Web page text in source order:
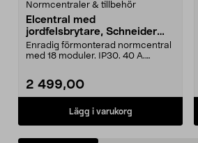
Normcentraler & tillbehör
Elcentral med
jordfelsbrytare, Schneider
Resi9 CX, enradig
Enradig förmonterad normcentral
med 18 moduler. IP30. 40 A.
2 499,00
Lägg i varukorg